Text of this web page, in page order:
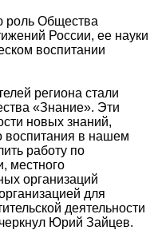
роль Общества
России, ее науки
воспитании
региона стали
«Знание». Эти
новых знаний,
воспитания в нашем
работу по
местного
организаций
для
деятельности
Юрий Зайцев.